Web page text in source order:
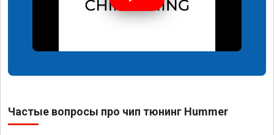
Частые вопросы про чип тюнинг Hummer